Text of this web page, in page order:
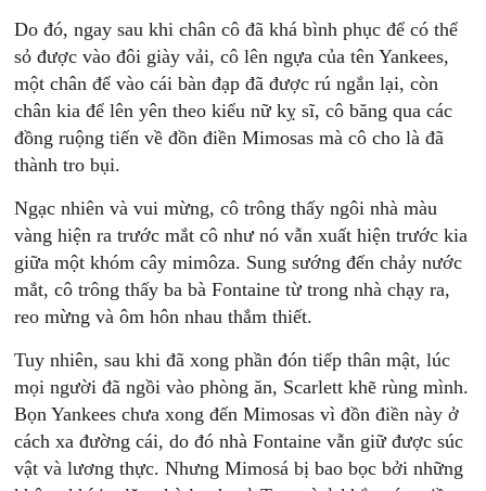
Do đó, ngay sau khi chân cô đã khá bình phục để có thể
sỏ được vào đôi giày vải, cô lên ngựa của tên Yankees,
một chân để vào cái bàn đạp đã được rú ngắn lại, còn
chân kia để lên yên theo kiểu nữ kỵ sĩ, cô băng qua các
đồng ruộng tiến về đồn điền Mimosas mà cô cho là đã
thành tro bụi.
Ngạc nhiên và vui mừng, cô trông thấy ngôi nhà màu
vàng hiện ra trước mắt cô như nó vẫn xuất hiện trước kia
giữa một khóm cây mimôza. Sung sướng đến chảy nước
mắt, cô trông thấy ba bà Fontaine từ trong nhà chạy ra,
reo mừng và ôm hôn nhau thắm thiết.
Tuy nhiên, sau khi đã xong phần đón tiếp thân mật, lúc
mọi người đã ngồi vào phòng ăn, Scarlett khẽ rùng mình.
Bọn Yankees chưa xong đến Mimosas vì đồn điền này ở
cách xa đường cái, do đó nhà Fontaine vẫn giữ được súc
vật và lương thực. Nhưng Mimosá bị bao bọc bởi những